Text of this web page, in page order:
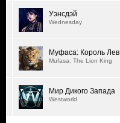
Уэнсдэй
Wednesday
Муфаса: Король Лев
Mufasa: The Lion King
Мир Дикого Запада
Westworld